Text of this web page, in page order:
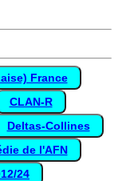
France
CLAN-R
Deltas-Collines
de l'AFN
24